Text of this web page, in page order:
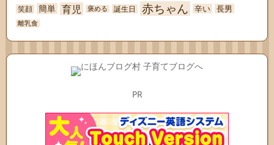
笑顔 簡単 育児 褒める 誕生日 赤ちゃん 辛い 長男
離乳食
PR